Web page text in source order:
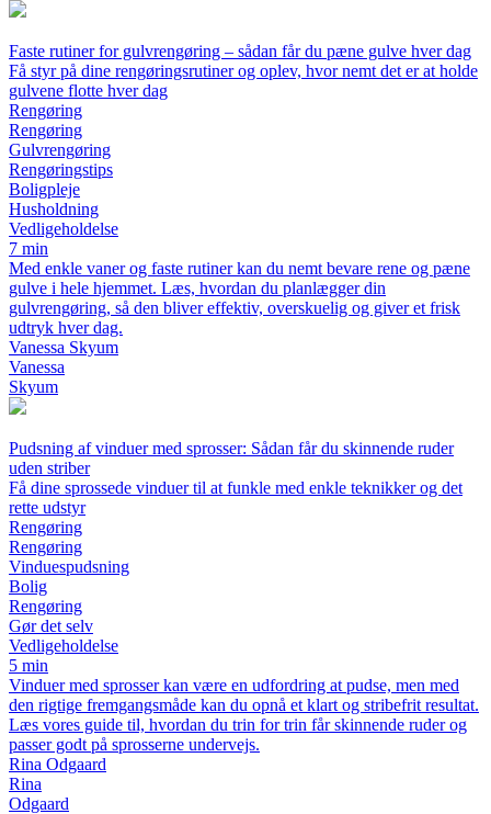
Faste rutiner for gulvrengøring – sådan får du pæne gulve hver dag
Få styr på dine rengøringsrutiner og oplev, hvor nemt det er at holde
gulvene flotte hver dag
Rengøring
Rengøring
Gulvrengøring
Rengøringstips
Boligpleje
Husholdning
Vedligeholdelse
7 min
Med enkle vaner og faste rutiner kan du nemt bevare rene og pæne
gulve i hele hjemmet. Læs, hvordan du planlægger din
gulvrengøring, så den bliver effektiv, overskuelig og giver et frisk
udtryk hver dag.
Vanessa Skyum
Vanessa
Skyum
Pudsning af vinduer med sprosser: Sådan får du skinnende ruder
uden striber
Få dine sprossede vinduer til at funkle med enkle teknikker og det
rette udstyr
Rengøring
Rengøring
Vinduespudsning
Bolig
Rengøring
Gør det selv
Vedligeholdelse
5 min
Vinduer med sprosser kan være en udfordring at pudse, men med
den rigtige fremgangsmåde kan du opnå et klart og stribefrit resultat.
Læs vores guide til, hvordan du trin for trin får skinnende ruder og
passer godt på sprosserne undervejs.
Rina Odgaard
Rina
Odgaard